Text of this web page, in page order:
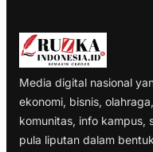
Media digital nasional
ekonomi, bisnis,
komunitas, info kampus,
pula liputan dalam